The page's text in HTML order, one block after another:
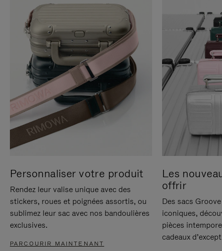
Personnaliser votre produit
Rendez leur valise unique avec des
stickers, roues et poignées assortis, ou
sublimez leur sac avec nos bandoulières
exclusives.
PARCOURIR MAINTENANT
Les
offrir
Des sacs
iconiques,
pièces
cadeaux